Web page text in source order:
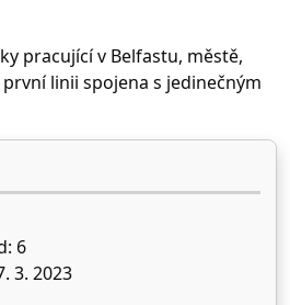
pracující v Belfastu, městě,
linii spojena s jedinečným
6
3. 2023